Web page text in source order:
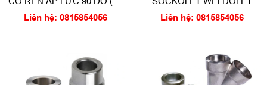
Degree thread elbow)
Liên hệ: 0815854056 Liên hệ: 0815854056